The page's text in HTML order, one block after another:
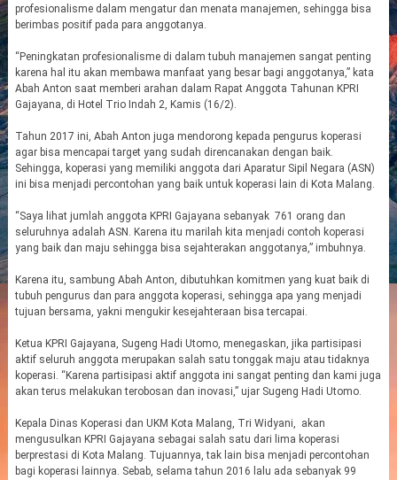
profesionalisme dalam mengatur dan menata manajemen, sehingga bisa
berimbas positif pada para anggotanya.
“Peningkatan profesionalisme di dalam tubuh manajemen sangat penting
karena hal itu akan membawa manfaat yang besar bagi anggotanya,” kata
Abah Anton saat memberi arahan dalam Rapat Anggota Tahunan KPRI
Gajayana, di Hotel Trio Indah 2, Kamis (16/2).
Tahun 2017 ini, Abah Anton juga mendorong kepada pengurus koperasi
agar bisa mencapai target yang sudah direncanakan dengan baik.
Sehingga, koperasi yang memiliki anggota dari Aparatur Sipil Negara (ASN)
ini bisa menjadi percontohan yang baik untuk koperasi lain di Kota Malang.
“Saya lihat jumlah anggota KPRI Gajayana sebanyak 761 orang dan
seluruhnya adalah ASN. Karena itu marilah kita menjadi contoh koperasi
yang baik dan maju sehingga bisa sejahterakan anggotanya,” imbuhnya.
Karena itu, sambung Abah Anton, dibutuhkan komitmen yang kuat baik di
tubuh pengurus dan para anggota koperasi, sehingga apa yang menjadi
tujuan bersama, yakni mengukir kesejahteraan bisa tercapai.
Ketua KPRI Gajayana, Sugeng Hadi Utomo, menegaskan, jika partisipasi
aktif seluruh anggota merupakan salah satu tonggak maju atau tidaknya
koperasi. “Karena partisipasi aktif anggota ini sangat penting dan kami juga
akan terus melakukan terobosan dan inovasi,” ujar Sugeng Hadi Utomo.
Kepala Dinas Koperasi dan UKM Kota Malang, Tri Widyani, akan
mengusulkan KPRI Gajayana sebagai salah satu dari lima koperasi
berprestasi di Kota Malang. Tujuannya, tak lain bisa menjadi percontohan
bagi koperasi lainnya. Sebab, selama tahun 2016 lalu ada sebanyak 99